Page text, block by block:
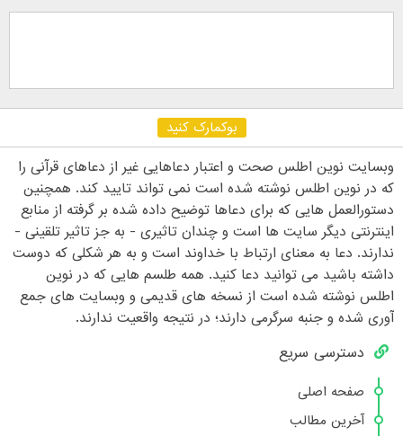
بوکمارک کنید
وبسایت نوین اطلس صحت و اعتبار دعاهایی غیر از دعاهای قرآنی را
که در نوین اطلس نوشته شده است نمی تواند تایید کند. همچنین
دستورالعمل هایی که برای دعاها توضیح داده شده بر گرفته از منابع
اینترنتی دیگر سایت ها است و چندان تاثیری - به جز تاثیر تلقینی -
ندارند. دعا به معنای ارتباط با خداوند است و به هر شکلی که دوست
داشته باشید می توانید دعا کنید. همه طلسم هایی که در نوین
اطلس نوشته شده است از نسخه های قدیمی و وبسایت های جمع
آوری شده و جنبه سرگرمی دارند؛ در نتیجه واقعیت ندارند.
دسترسی سریع
صفحه اصلی
آخرین مطالب